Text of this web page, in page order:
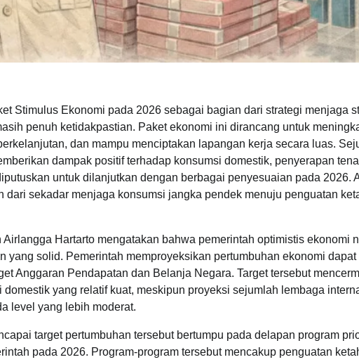
Stimulus Ekonomi pada 2026 sebagai bagian dari strategi menjaga
penuh ketidakpastian. Paket ekonomi ini dirancang untuk
dan mampu menciptakan lapangan kerja secara luas.
dampak positif terhadap konsumsi domestik, penyerapan
untuk dilanjutkan dengan berbagai penyesuaian pada 2026.
dari sekadar menjaga konsumsi jangka pendek menuju penguatan
Hartarto mengatakan bahwa pemerintah optimistis ekonomi
yang solid. Pemerintah memproyeksikan pertumbuhan ekonomi
Anggaran Pendapatan dan Belanja Negara. Target tersebut
yang relatif kuat, meskipun proyeksi sejumlah lembaga
level yang lebih moderat.
target pertumbuhan tersebut bertumpu pada delapan program
pada 2026. Program-program tersebut mencakup penguatan